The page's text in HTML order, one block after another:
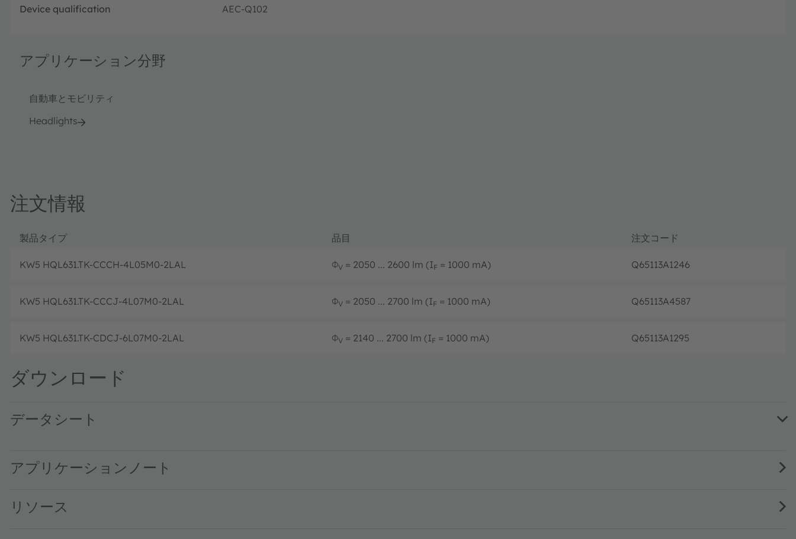
Device qualification AEC-Q102
アプリケーション分野
自動車とモビリティ
Headlights
注文情報
製品タイプ 品目 注文コード
KW5 HQL631.TK-CCCH-4L05M0-2LAL ΦV = 2050 ... 2600 lm (IF = 1000 mA) Q65113A1246
KW5 HQL631.TK-CCCJ-4L07M0-2LAL ΦV = 2050 ... 2700 lm (IF = 1000 mA) Q65113A4587
KW5 HQL631.TK-CDCJ-6L07M0-2LAL ΦV = 2140 ... 2700 lm (IF = 1000 mA) Q65113A1295
ダウンロード
データシート
アプリケーションノート
リソース